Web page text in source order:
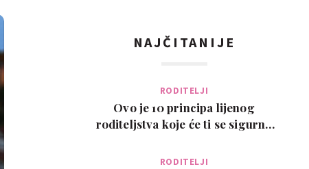
NAJČITANIJE
RODITELJI
Ovo je 10 principa lijenog
roditeljstva koje će ti se sigurno
RODITELJI